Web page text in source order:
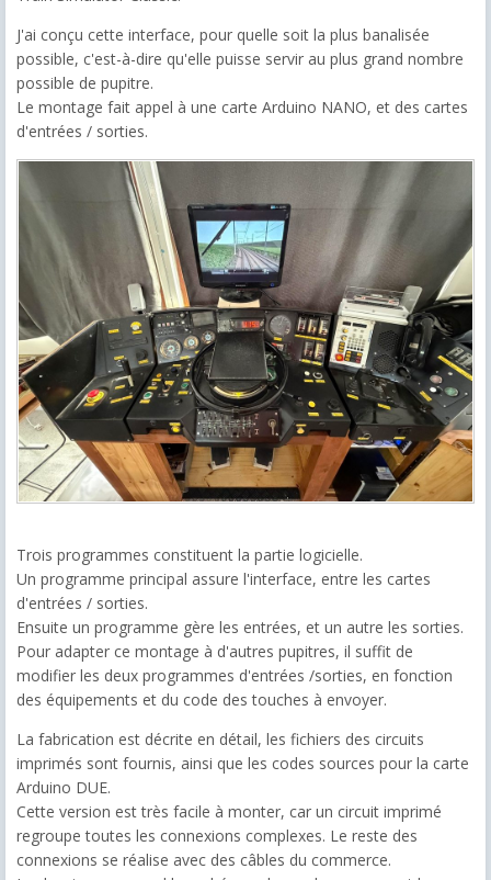
J'ai conçu cette interface, pour quelle soit la plus banalisée
possible, c'est-à-dire qu'elle puisse servir au plus grand nombre
possible de pupitre.
Le montage fait appel à une carte Arduino NANO, et des cartes
d'entrées / sorties.
Trois programmes constituent la partie logicielle.
Un programme principal assure l'interface, entre les cartes
d'entrées / sorties.
Ensuite un programme gère les entrées, et un autre les sorties.
Pour adapter ce montage à d'autres pupitres, il suffit de
modifier les deux programmes d'entrées /sorties, en fonction
des équipements et du code des touches à envoyer.
La fabrication est décrite en détail, les fichiers des circuits
imprimés sont fournis, ainsi que les codes sources pour la carte
Arduino DUE.
Cette version est très facile à monter, car un circuit imprimé
regroupe toutes les connexions complexes. Le reste des
connexions se réalise avec des câbles du commerce.